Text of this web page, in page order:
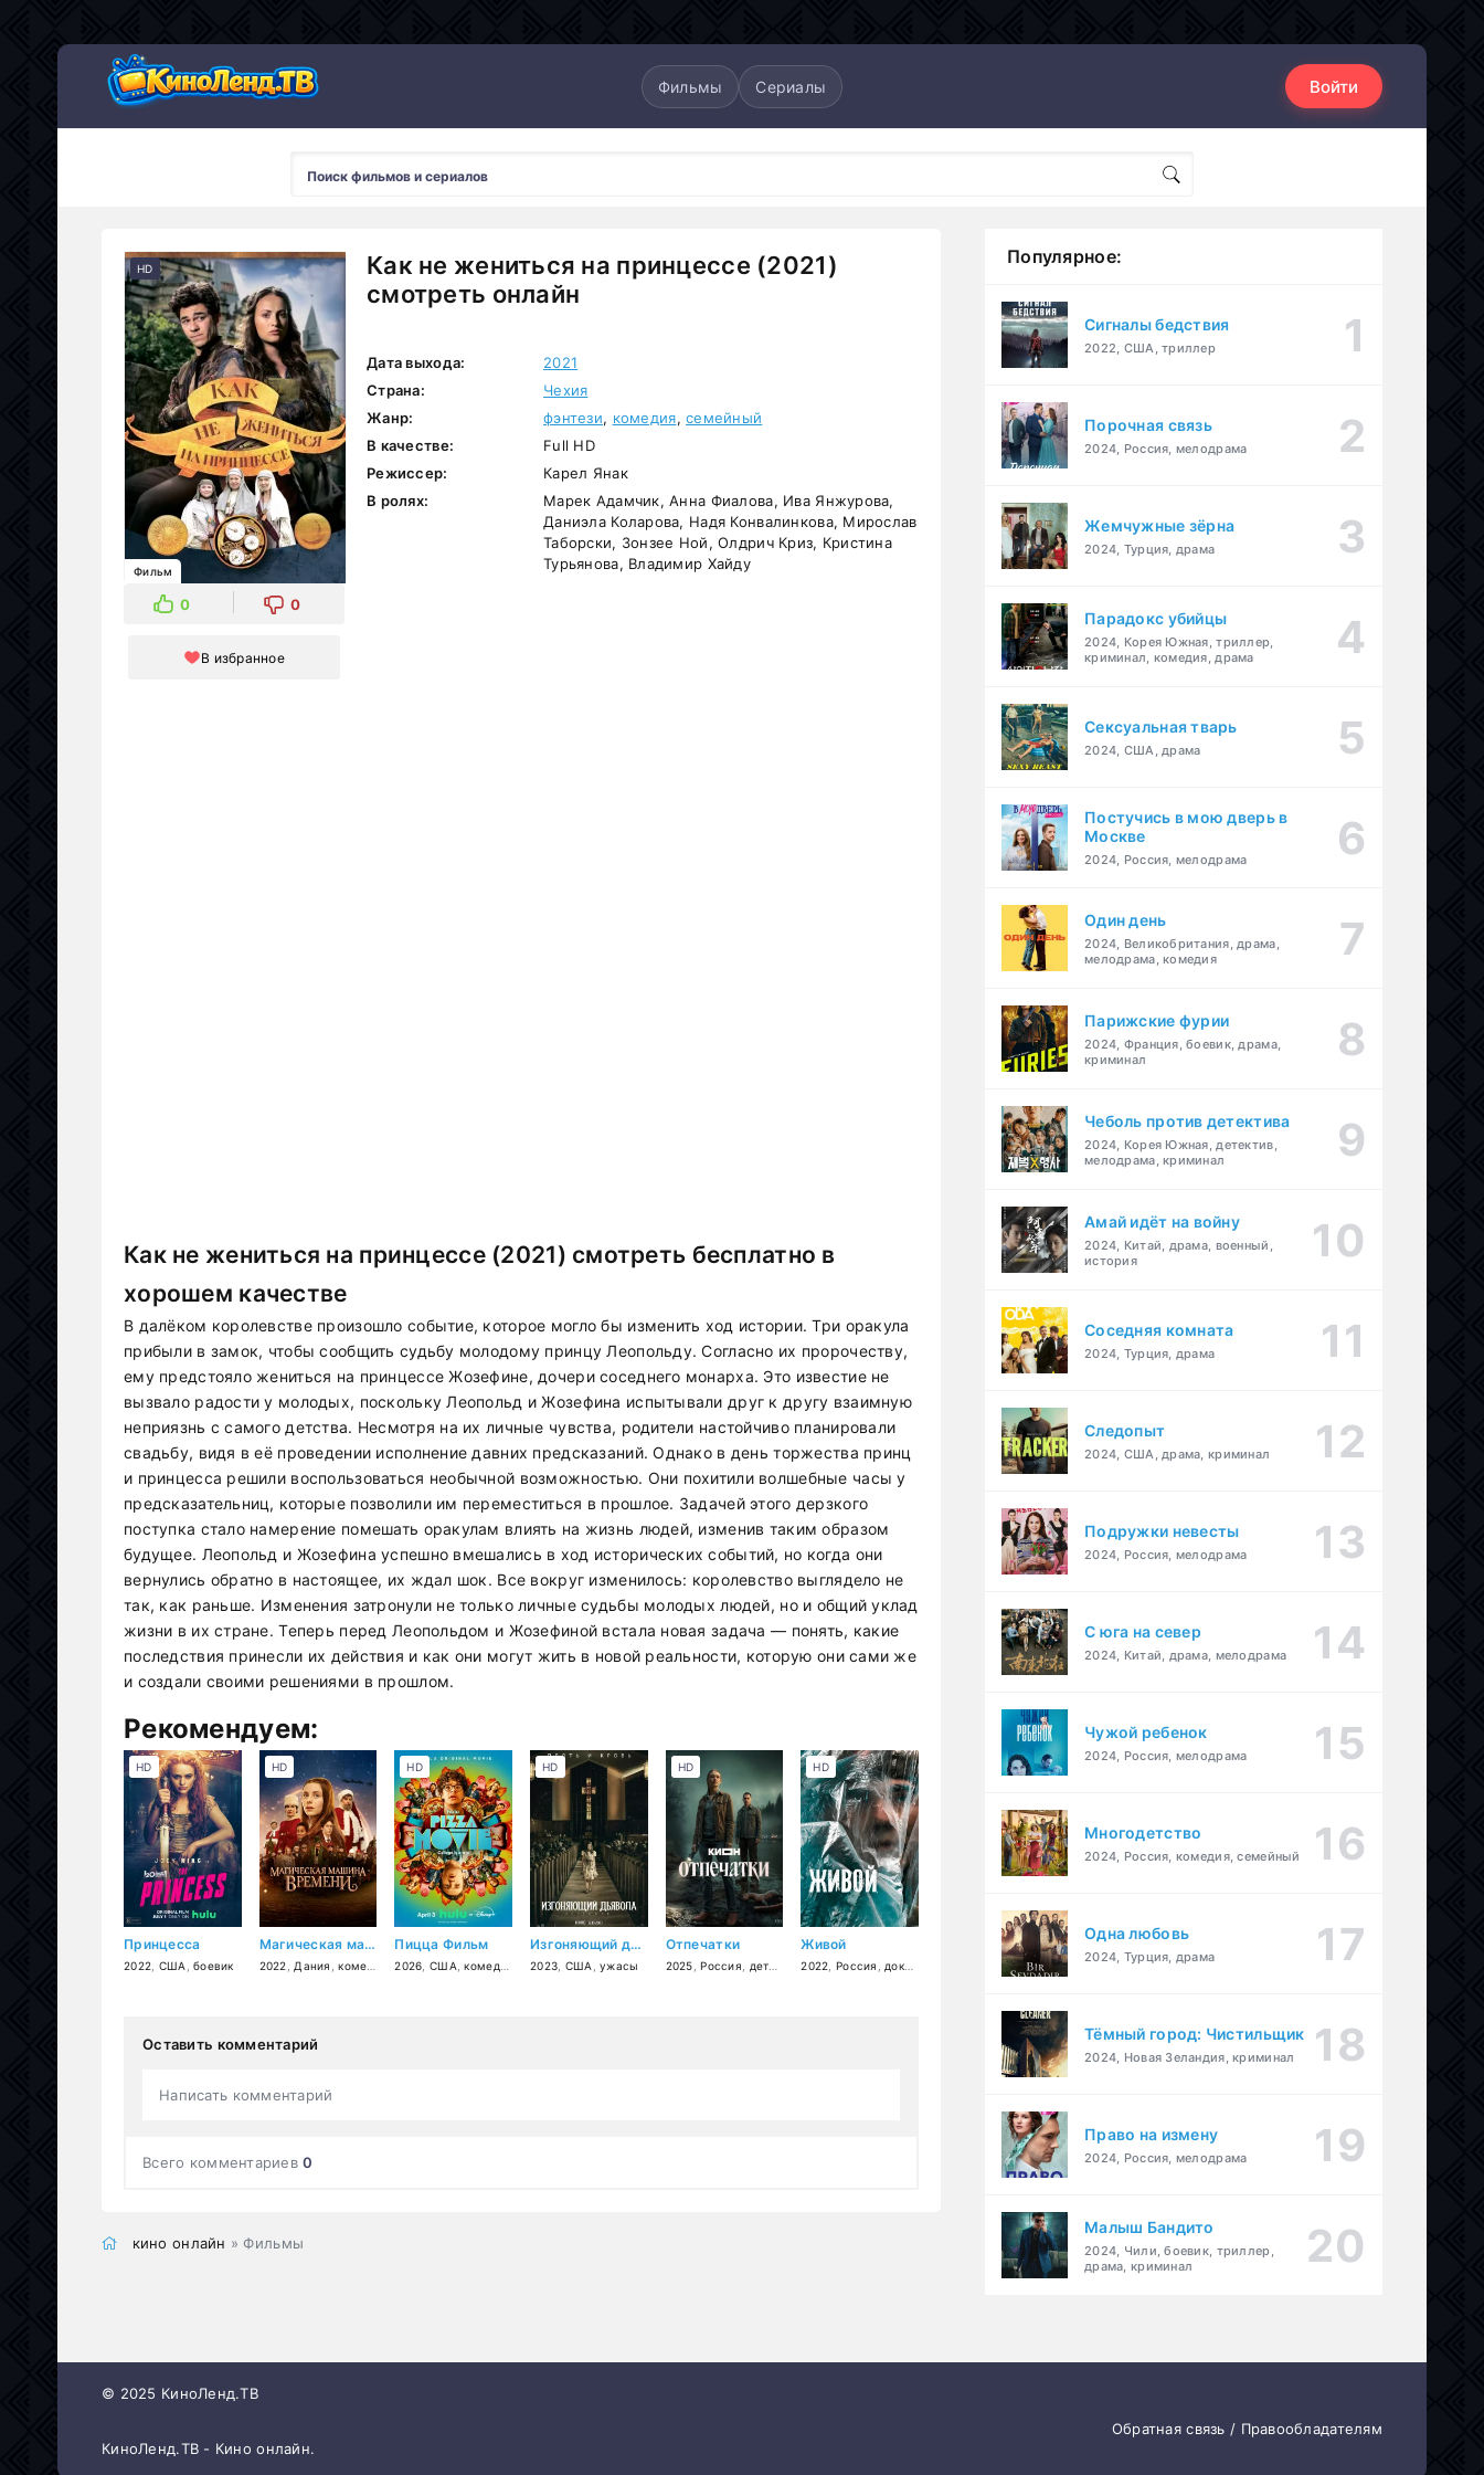
Фильмы Сериалы Войти
Как не жениться на принцессе (2021)
смотреть онлайн
HD
Фильм
0 0
В избранное
Дата выхода:
2021
Страна:
Чехия
Жанр:
фэнтези, комедия,семейный
В качестве:
Full HD
Режиссер:
Карел Янак
В ролях:
Марек Адамчик, Анна Фиалова, Ива Янжурова,
Даниэла Коларова, Надя Конвалинкова, Мирослав
Таборски, Зонзее Ной, Олдрич Криз, Кристина
Турьянова, Владимир Хайду
Как не жениться на принцессе (2021) смотреть бесплатно в
хорошем качестве
В далёком королевстве произошло событие, которое могло бы изменить ход истории. Три оракула
прибыли в замок, чтобы сообщить судьбу молодому принцу Леопольду. Согласно их пророчеству,
ему предстояло жениться на принцессе Жозефине, дочери соседнего монарха. Это известие не
вызвало радости у молодых, поскольку Леопольд и Жозефина испытывали друг к другу взаимную
неприязнь с самого детства. Несмотря на их личные чувства, родители настойчиво планировали
свадьбу, видя в её проведении исполнение давних предсказаний. Однако в день торжества принц
и принцесса решили воспользоваться необычной возможностью. Они похитили волшебные часы у
предсказательниц, которые позволили им переместиться в прошлое. Задачей этого дерзкого
поступка стало намерение помешать оракулам влиять на жизнь людей, изменив таким образом
будущее. Леопольд и Жозефина успешно вмешались в ход исторических событий, но когда они
вернулись обратно в настоящее, их ждал шок. Все вокруг изменилось: королевство выглядело не
так, как раньше. Изменения затронули не только личные судьбы молодых людей, но и общий уклад
жизни в их стране. Теперь перед Леопольдом и Жозефиной встала новая задача — понять, какие
последствия принесли их действия и как они могут жить в новой реальности, которую они сами же
и создали своими решениями в прошлом.
Рекомендуем:
Принцесса
2022 США ,боевик
HD
Магическая машина времени
2022 Дания ,комедия ,приключения,семейный
HD
Пицца Фильм
2026 США ,комедия
HD
Изгоняющий дьявола: Верующий
2023 США ,ужасы
HD
Отпечатки
2025 ,Россия детектив ,криминал,драма
HD
Живой
2022 Россия документальный
HD
Оставить комментарий
Написать комментарий
Всего комментариев0
кино онлайн » Фильмы
Популярное:
Сигналы бедствия
2022, США, триллер
Порочная связь
2024, Россия, мелодрама
Жемчужные зёрна
2024, Турция, драма
Парадокс убийцы
2024, Корея Южная, триллер,
криминал, комедия, драма
Сексуальная тварь
2024, США, драма
Постучись в мою дверь в
Москве
2024, Россия, мелодрама
Один день
2024, Великобритания, драма,
мелодрама, комедия
Парижские фурии
2024, Франция, боевик, драма,
криминал
Чеболь против детектива
2024, Корея Южная, детектив,
мелодрама, криминал
Амай идёт на войну
2024, Китай, драма, военный,
история
Соседняя комната
2024, Турция, драма
Следопыт
2024, США, драма, криминал
Подружки невесты
2024, Россия, мелодрама
С юга на север
2024, Китай, драма, мелодрама
Чужой ребенок
2024, Россия, мелодрама
Многодетство
2024, Россия, комедия, семейный
Одна любовь
2024, Турция, драма
Тёмный город: Чистильщик
2024, Новая Зеландия, криминал
Право на измену
2024, Россия, мелодрама
Малыш Бандито
2024, Чили, боевик, триллер,
драма, криминал
© 2025 КиноЛенд.ТВ
КиноЛенд.ТВ - Кино онлайн.
Обратная связь / Правообладателям